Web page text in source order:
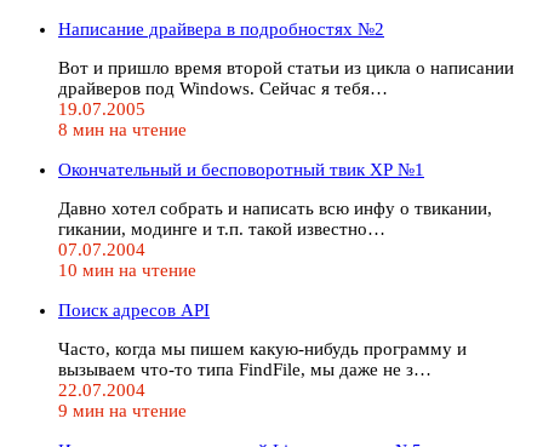
Написание драйвера в подробностях №2
Вот и пришло время второй статьи из цикла о написании
драйверов под Windows. Сейчас я тебя…
19.07.2005
8 мин на чтение
Окончательный и бесповоротный твик ХР №1
Давно хотел собрать и написать всю инфу о твикании,
гикании, модинге и т.п. такой известно…
07.07.2004
10 мин на чтение
Поиск адресов API
Часто, когда мы пишем какую-нибудь программу и
вызываем что-то типа FindFile, мы даже не з…
22.07.2004
9 мин на чтение